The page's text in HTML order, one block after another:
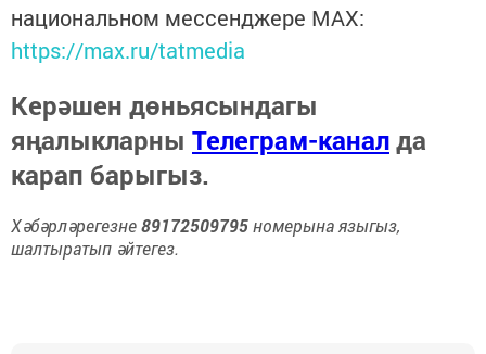
национальном мессенджере MАХ:
https://max.ru/tatmedia
Керәшен дөньясындагы
яңалыкларны Телеграм-каналда
карап барыгыз.
Хәбәрләрегезне89172509795номерына языгыз,
шалтыратып әйтегез.